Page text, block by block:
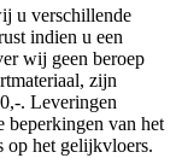
u verschillende
indien u een
wij geen beroep
zijn
. Leveringen
beperkingen van het
op het gelijkvloers.